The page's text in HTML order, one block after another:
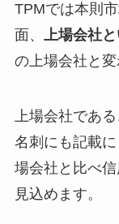
TPMでは本則
面、 上場会社
の上場会社と変
上場会社であ
名刺にも記載
場会社と比べ
見込めます。